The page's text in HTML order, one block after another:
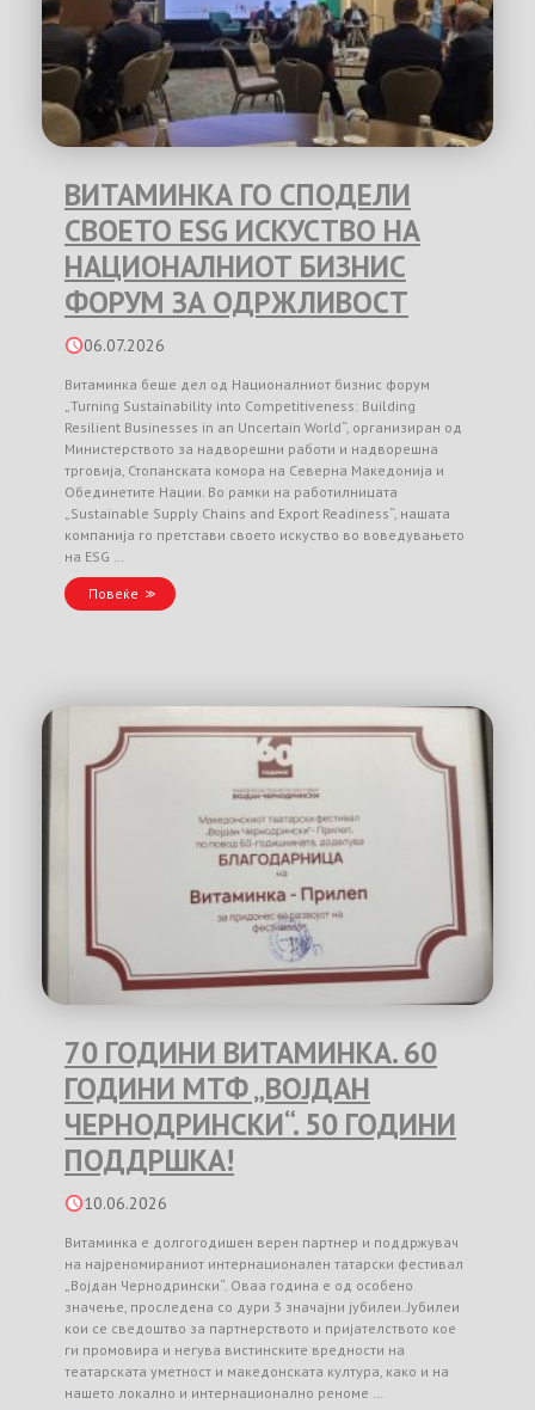
ВИТАМИНКА ГО СПОДЕЛИ
СВОЕТО ESG ИСКУСТВО НА
НАЦИОНАЛНИОТ БИЗНИС
ФОРУМ ЗА ОДРЖЛИВОСТ
06.07.2026
Витаминка беше дел од Националниот бизнис форум
„Turning Sustainability into Competitiveness: Building
Resilient Businesses in an Uncertain World“, организиран од
Министерството за надворешни работи и надворешна
трговија, Стопанската комора на Северна Македонија и
Обединетите Нации. Во рамки на работилницата
„Sustainable Supply Chains and Export Readiness“, нашата
компанија го претстави своето искуство во воведувањето
на ESG …
Повеќе
70 ГОДИНИ ВИТАМИНКА. 60
ГОДИНИ МТФ „ВОЈДАН
ЧЕРНОДРИНСКИ“. 50 ГОДИНИ
ПОДДРШКА!
10.06.2026
Витаминка е долгогодишен верен партнер и поддржувач
на најреномираниот интернационален татарски фестивал
„Војдан Чернодрински“. Оваа година е од особено
значење, проследена со дури 3 значајни јубилеи. Јубилеи
кои се сведоштво за партнерството и пријателството кое
ги промовира и негува вистинските вредности на
театарската уметност и македонската култура, како и на
нашето локално и интернационално реноме …